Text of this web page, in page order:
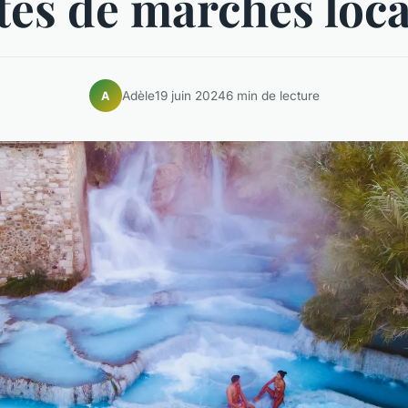
A Adèle19 juin 20246 min de lecture